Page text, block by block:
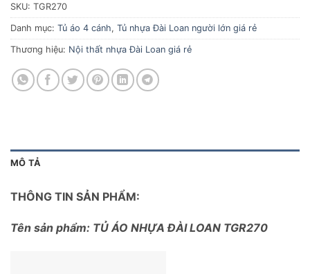
SKU: TGR270
Danh mục: Tủ áo 4 cánh, Tủ nhựa Đài Loan người lớn giá rẻ
Thương hiệu: Nội thất nhựa Đài Loan giá rẻ
MÔ TẢ
THÔNG TIN SẢN PHẨM:
Tên sản phẩm: TỦ ÁO NHỰA ĐÀI LOAN TGR270